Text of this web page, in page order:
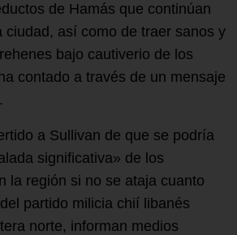
de Hamás que continúan
ciudad, así como de traer sanos y
bajo cautiverio de los
contado a través de un mensaje
a Sullivan de que se podría
significativa» de los
la región si no se ataja cuanto
partido milicia chií libanés
norte, informan medios